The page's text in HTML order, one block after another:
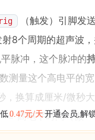
（触发）引脚发
8个周期的超声波
脉冲，这个脉冲的
测量这个高电平的
，换算成厘米/微秒
= 高电平时间（微
0.47元/天 开通会员,解